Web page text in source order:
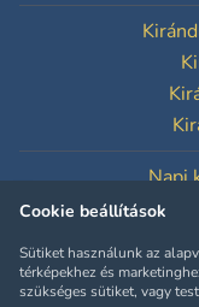
Napi
Napi
Cookie beállítások
Sütiket használunk az
térképekhez és
szükséges sütiket, vagy